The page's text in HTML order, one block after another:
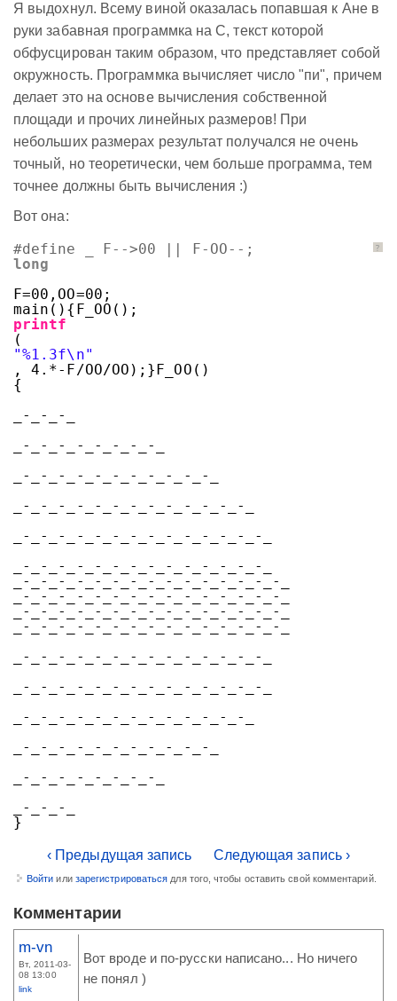
Я выдохнул. Всему виной оказалась попавшая к Ане в
руки забавная программка на C, текст которой
обфусцирован таким образом, что представляет собой
окружность. Программка вычисляет число "пи", причем
делает это на основе вычисления собственной
площади и прочих линейных размеров! При
небольших размерах результат получался не очень
точный, но теоретически, чем больше программа, тем
точнее должны быть вычисления :)
Вот она:
?
#define _ F-->00 || F-OO--;
long
F=00,OO=00;
main(){F_OO();
printf
(
"%1.3f\n"
, 4.*-F/OO/OO);}F_OO()
{
_-_-_-_
_-_-_-_-_-_-_-_-_
_-_-_-_-_-_-_-_-_-_-_-_
_-_-_-_-_-_-_-_-_-_-_-_-_-_
_-_-_-_-_-_-_-_-_-_-_-_-_-_-_
_-_-_-_-_-_-_-_-_-_-_-_-_-_-_
_-_-_-_-_-_-_-_-_-_-_-_-_-_-_-_
_-_-_-_-_-_-_-_-_-_-_-_-_-_-_-_
_-_-_-_-_-_-_-_-_-_-_-_-_-_-_-_
_-_-_-_-_-_-_-_-_-_-_-_-_-_-_-_
_-_-_-_-_-_-_-_-_-_-_-_-_-_-_
_-_-_-_-_-_-_-_-_-_-_-_-_-_-_
_-_-_-_-_-_-_-_-_-_-_-_-_-_
_-_-_-_-_-_-_-_-_-_-_-_
_-_-_-_-_-_-_-_-_
_-_-_-_
}
‹ Предыдущая запись Следующая запись ›
Войти или зарегистрироваться для того, чтобы оставить свой комментарий.
Комментарии
m-vn
Вт, 2011-03-
08 13:00
link
Вот вроде и по-русски написано... Но ничего
не понял )